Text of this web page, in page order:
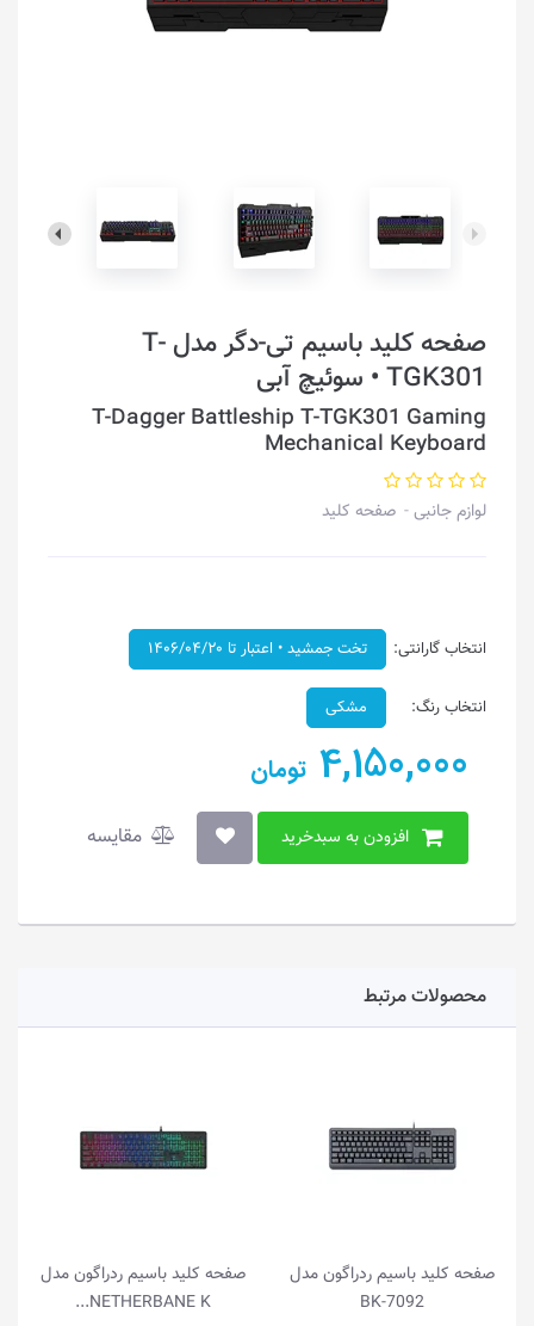
صفحه کلید باسیم تی-دگر مدل T-
TGK301 • سوئیچ آبی
T-Dagger Battleship T-TGK301 Gaming
Mechanical Keyboard
لوازم جانبی صفحه کلید
انتخاب گارانتی: تخت جمشید • اعتبار تا ۱۴۰۶/۰۴/۲۰
انتخاب رنگ: مشکی
4,150,000 تومان
افزودن به سبدخرید مقایسه
محصولات مرتبط
صفحه کلید باسیم ردراگون مدل
BK-7092
صفحه کلید باسیم ردراگون مدل
NETHERBANE K...